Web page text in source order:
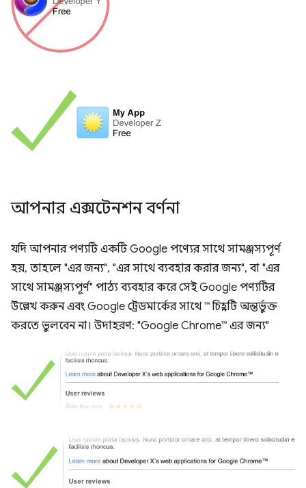
আপনার এক্সটেনশন বর্ণনা
যদি আপনার পণ্যটি একটি Google পণ্যের সাথে সামঞ্জস্যপূর্ণ
হয়, তাহলে "এর জন্য", "এর সাথে ব্যবহার করার জন্য", বা "এর
সাথে সামঞ্জস্যপূর্ণ" পাঠ্য ব্যবহার করে সেই Google পণ্যটির
উল্লেখ করুন এবং Google ট্রেডমার্কের সাথে ™ চিহ্নটি অন্তর্ভুক্ত
করতে ভুলবেন না। উদাহরণ: "Google Chrome™ এর জন্য"